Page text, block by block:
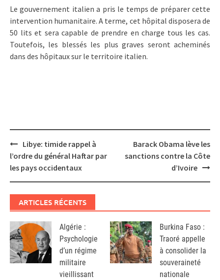
Le gouvernement italien a pris le temps de préparer cette
intervention humanitaire. A terme, cet hôpital disposera de
50 lits et sera capable de prendre en charge tous les cas.
Toutefois, les blessés les plus graves seront acheminés
dans des hôpitaux sur le territoire italien.
Post
navigation
Libye: timide rappel à
l’ordre du général Haftar par
les pays occidentaux
Barack Obama lève les
sanctions contre la Côte
d’Ivoire
ARTICLES RÉCENTS
Algérie :
Psychologie
d’un régime
militaire
vieillissant
Burkina Faso :
Traoré appelle
à consolider la
souveraineté
nationale